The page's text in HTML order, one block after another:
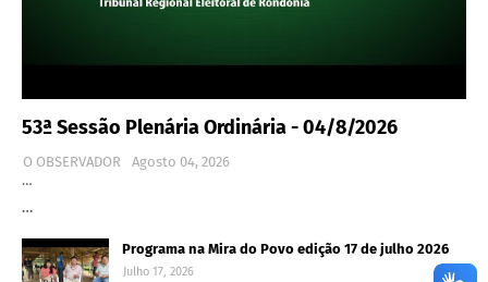
53ª Sessão Plenária Ordinária - 04/8/2026
O OBSERVADOR
Agosto 04, 2026
…
…
Programa na Mira do Povo edição 17 de julho 2026
Julho 17, 2026